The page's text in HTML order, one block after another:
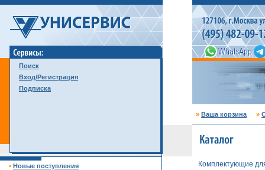
Поиск
Вход/Регистрация
Подписка
» Ваша корзина »
• Новые поступления
Комплектующие